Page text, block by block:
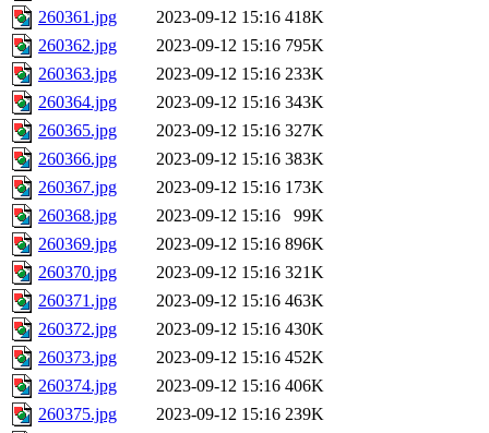
260361.jpg
2023-09-12 15:16 418K
260362.jpg
2023-09-12 15:16 795K
260363.jpg
2023-09-12 15:16 233K
260364.jpg
2023-09-12 15:16 343K
260365.jpg
2023-09-12 15:16 327K
260366.jpg
2023-09-12 15:16 383K
260367.jpg
2023-09-12 15:16 173K
260368.jpg
2023-09-12 15:16
99K
260369.jpg
2023-09-12 15:16 896K
260370.jpg
2023-09-12 15:16 321K
260371.jpg
2023-09-12 15:16 463K
260372.jpg
2023-09-12 15:16 430K
260373.jpg
2023-09-12 15:16 452K
260374.jpg
2023-09-12 15:16 406K
260375.jpg
2023-09-12 15:16 239K